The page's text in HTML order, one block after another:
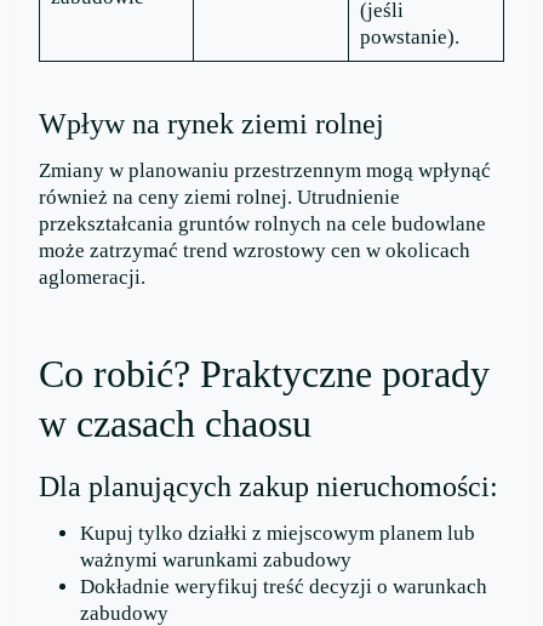
(jeśli
powstanie).
Wpływ na rynek ziemi rolnej
Zmiany w planowaniu przestrzennym mogą wpłynąć
również na ceny ziemi rolnej. Utrudnienie
przekształcania gruntów rolnych na cele budowlane
może zatrzymać trend wzrostowy cen w okolicach
aglomeracji.
Co robić? Praktyczne porady
w czasach chaosu
Dla planujących zakup nieruchomości:
Kupuj tylko działki z miejscowym planem lub
ważnymi warunkami zabudowy
Dokładnie weryfikuj treść decyzji o warunkach
zabudowy